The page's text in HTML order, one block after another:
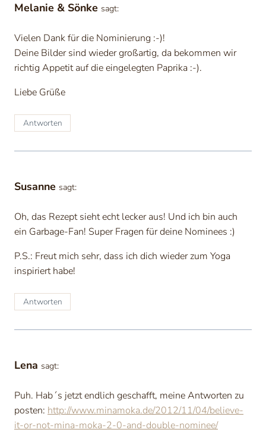
Melanie & Sönke sagt:
Vielen Dank für die Nominierung :-)!
Deine Bilder sind wieder großartig, da bekommen wir
richtig Appetit auf die eingelegten Paprika :-).
Liebe Grüße
Antworten
Susanne sagt:
Oh, das Rezept sieht echt lecker aus! Und ich bin auch
ein Garbage-Fan! Super Fragen für deine Nominees :)
P.S.: Freut mich sehr, dass ich dich wieder zum Yoga
inspiriert habe!
Antworten
Lena sagt:
Puh. Hab´s jetzt endlich geschafft, meine Antworten zu
posten: http://www.minamoka.de/2012/11/04/believe-
it-or-not-mina-moka-2-0-and-double-nominee/